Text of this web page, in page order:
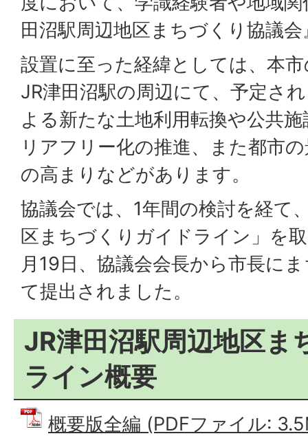
田沼駅周辺地区まちづくり協議
設置に至った経緯としては、本
JR津田沼駅の周辺にて、予定さ
よる新たな土地利用転換や公共
リアフリー化の推進、また都市
の高まりなどがあります。
協議会では、1年間の検討を経て
区まちづくりガイドライン」を
月19日、協議会会長から市長に
て提出されました。
JR津田沼駅周辺地区ま
ライン概要
概要版全編 (PDFファイル: